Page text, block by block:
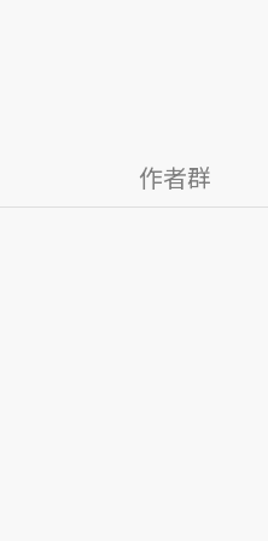
作者群